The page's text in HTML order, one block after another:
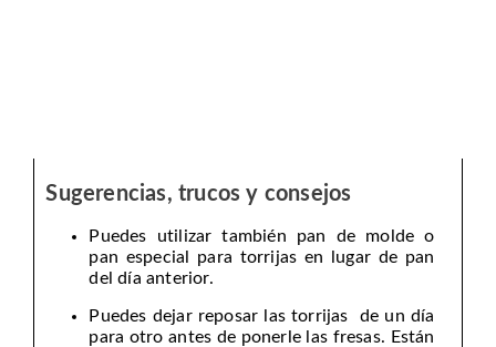
Sugerencias, trucos y consejos
Puedes utilizar también pan de molde o
pan especial para torrijas en lugar de pan
del día anterior.
Puedes dejar reposar las torrijas de un día
para otro antes de ponerle las fresas. Están